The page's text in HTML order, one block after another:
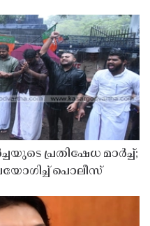
പ്രതിഷേധ മാർച്ച്;
പൊലീസ്